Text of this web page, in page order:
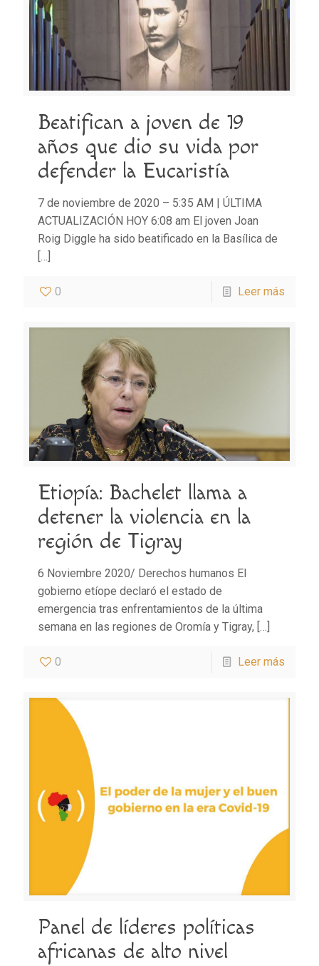
Beatifican a joven de 19
años que dio su vida por
defender la Eucaristía
7 de noviembre de 2020 – 5:35 AM | ÚLTIMA
ACTUALIZACIÓN HOY 6:08 am El joven Joan
Roig Diggle ha sido beatificado en la Basílica de
[…]
0 Leer más
Etiopía: Bachelet llama a
detener la violencia en la
región de Tigray
6 Noviembre 2020/ Derechos humanos El
gobierno etíope declaró el estado de
emergencia tras enfrentamientos de la última
semana en las regiones de Oromía y Tigray, […]
0 Leer más
Panel de líderes políticas
africanas de alto nivel